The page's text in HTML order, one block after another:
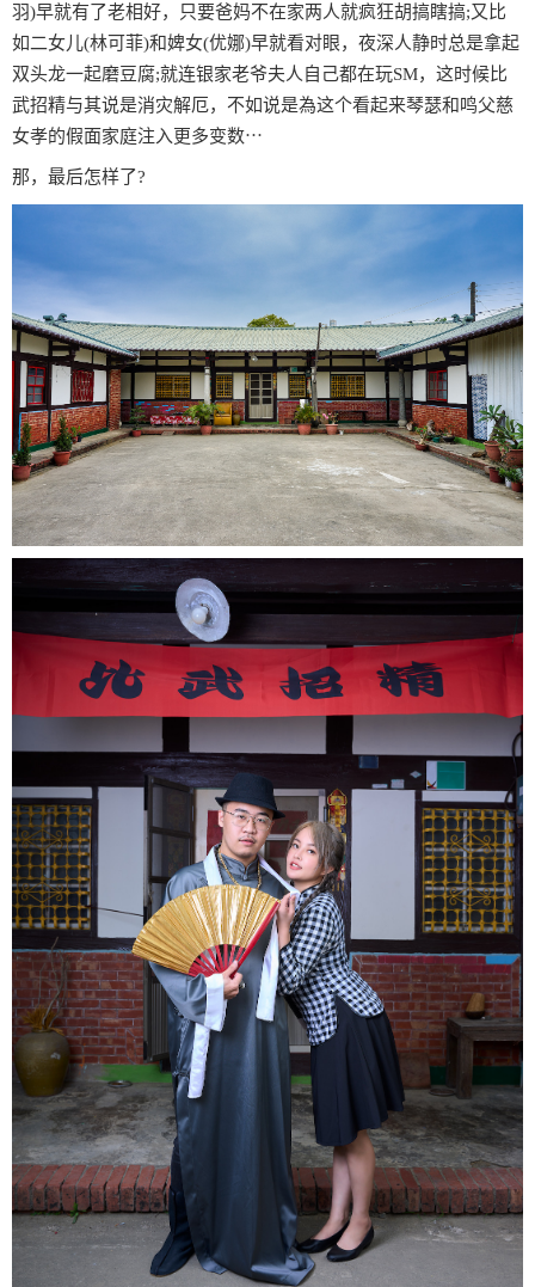
羽)早就有了老相好，只要爸妈不在家两人就疯狂胡搞瞎搞;又比
如二女儿(林可菲)和婢女(优娜)早就看对眼，夜深人静时总是拿起
双头龙一起磨豆腐;就连银家老爷夫人自己都在玩SM，这时候比
武招精与其说是消灾解厄，不如说是為这个看起来琴瑟和鸣父慈
女孝的假面家庭注入更多变数⋯
那，最后怎样了?